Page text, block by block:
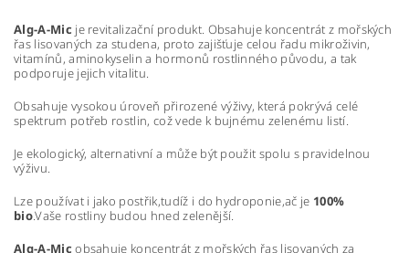
Alg-A-Mic je revitalizační produkt. Obsahuje koncentrát z mořských
řas lisovaných za studena, proto zajišťuje celou řadu mikroživin,
vitamínů, aminokyselin a hormonů rostlinného původu, a tak
podporuje jejich vitalitu.
Obsahuje vysokou úroveň přirozené výživy, která pokrývá celé
spektrum potřeb rostlin, což vede k bujnému zelenému listí.
Je ekologický, alternativní a může být použit spolu s pravidelnou
výživu.
Lze používat i jako postřik,tudíž i do hydroponie,ač je 100%
bio.Vaše rostliny budou hned zelenější.
Alg-A-Mic obsahuje koncentrát z mořských řas lisovaných za